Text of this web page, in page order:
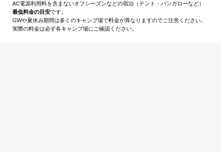
AC電源利用料を含まないオフシーズンなどの宿泊（テント・バンガローなど）
最低料金の目安です。
GWや夏休み期間は多くのキャンプ場で料金が異なりますのでご注意ください。
実際の料金は必ず各キャンプ場にご確認ください。